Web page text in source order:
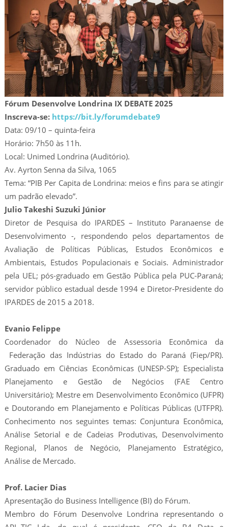
Fórum Desenvolve Londrina IX DEBATE 2025
Inscreva-se: https://bit.ly/forumdebate9
Data: 09/10 – quinta-feira
Horário: 7h50 às 11h.
Local: Unimed Londrina (Auditório).
Av. Ayrton Senna da Silva, 1065
Tema: “PIB Per Capita de Londrina: meios e fins para se atingir
um padrão elevado”.
Julio Takeshi Suzuki Júnior
Diretor de Pesquisa do IPARDES – Instituto Paranaense de
Desenvolvimento -, respondendo pelos departamentos de
Avaliação de Políticas Públicas, Estudos Econômicos e
Ambientais, Estudos Populacionais e Sociais. Administrador
pela UEL; pós-graduado em Gestão Pública pela PUC-Paraná;
servidor público estadual desde 1994 e Diretor-Presidente do
IPARDES de 2015 a 2018.
Evanio Felippe
Coordenador do Núcleo de Assessoria Econômica da
Federação das Indústrias do Estado do Paraná (Fiep/PR).
Graduado em Ciências Econômicas (UNESP-SP); Especialista
Planejamento e Gestão de Negócios (FAE Centro
Universitário); Mestre em Desenvolvimento Econômico (UFPR)
e Doutorando em Planejamento e Políticas Públicas (UTFPR).
Conhecimento nos seguintes temas: Conjuntura Econômica,
Análise Setorial e de Cadeias Produtivas, Desenvolvimento
Regional, Planos de Negócio, Planejamento Estratégico,
Análise de Mercado.
Prof. Lacier Dias
Apresentação do Business Intelligence (BI) do Fórum.
Membro do Fórum Desenvolve Londrina representando o